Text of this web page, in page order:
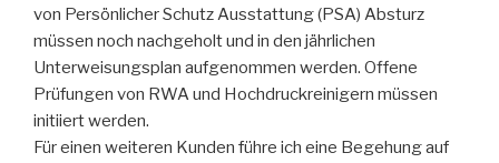
von Persönlicher Schutz Ausstattung (PSA) Absturz
müssen noch nachgeholt und in den jährlichen
Unterweisungsplan aufgenommen werden. Offene
Prüfungen von RWA und Hochdruckreinigern müssen
initiiert werden.
Für einen weiteren Kunden führe ich eine Begehung auf